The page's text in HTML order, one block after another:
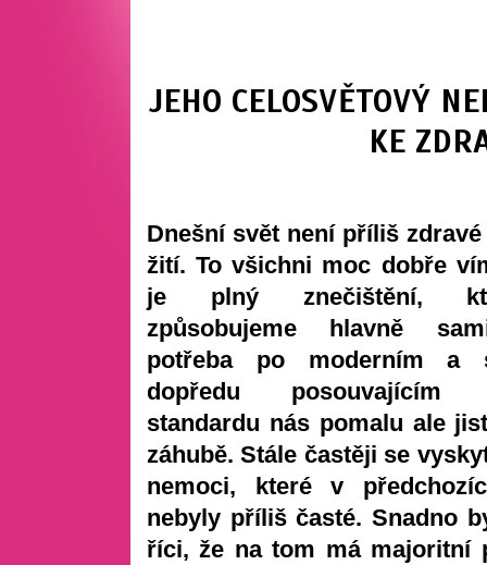
JEHO CELOSVĚTOVÝ
KE
Dnešní svět není příliš
žití. To všichni moc dobře
je plný znečištění,
způsobujeme hlavně
potřeba po moderním a
dopředu posouvajícím
standardu nás pomalu ale
záhubě. Stále častěji se
nemoci, které v
nebyly příliš časté. Snadno
říci, že na tom má majoritní